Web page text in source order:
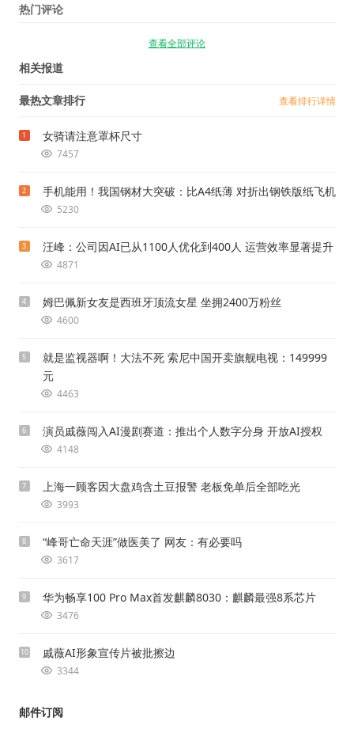
热门评论
查看全部评论
相关报道
最热文章排行 查看排行详情
1 女骑请注意罩杯尺寸
7457
2 手机能用！我国钢材大突破：比A4纸薄 对折出钢铁版纸飞机
5230
3 汪峰：公司因AI已从1100人优化到400人 运营效率显著提升
4871
4 姆巴佩新女友是西班牙顶流女星 坐拥2400万粉丝
4600
5
就是监视器啊！大法不死 索尼中国开卖旗舰电视：149999
元
4463
6 演员戚薇闯入AI漫剧赛道：推出个人数字分身 开放AI授权
4148
7 上海一顾客因大盘鸡含土豆报警 老板免单后全部吃光
3993
8 “峰哥亡命天涯”做医美了 网友：有必要吗
3617
9 华为畅享100 Pro Max首发麒麟8030：麒麟最强8系芯片
3476
10 戚薇AI形象宣传片被批擦边
3344
邮件订阅